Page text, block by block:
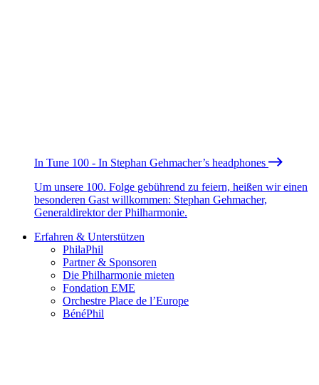
In Tune 100 - In Stephan Gehmacher’s headphones
Um unsere 100. Folge gebührend zu feiern, heißen wir einen
besonderen Gast willkommen: Stephan Gehmacher,
Generaldirektor der Philharmonie.
Erfahren & Unterstützen
PhilaPhil
Partner & Sponsoren
Die Philharmonie mieten
Fondation EME
Orchestre Place de l’Europe
BénéPhil